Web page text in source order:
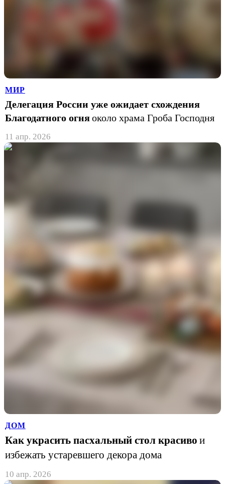
МИР
Делегация России уже ожидает схождения
Благодатного огняоколо храма Гроба Господня
11 апр. 2026
ДОМ
Как украсить пасхальный стол красиво и
избежать устаревшего декора дома
10 апр. 2026